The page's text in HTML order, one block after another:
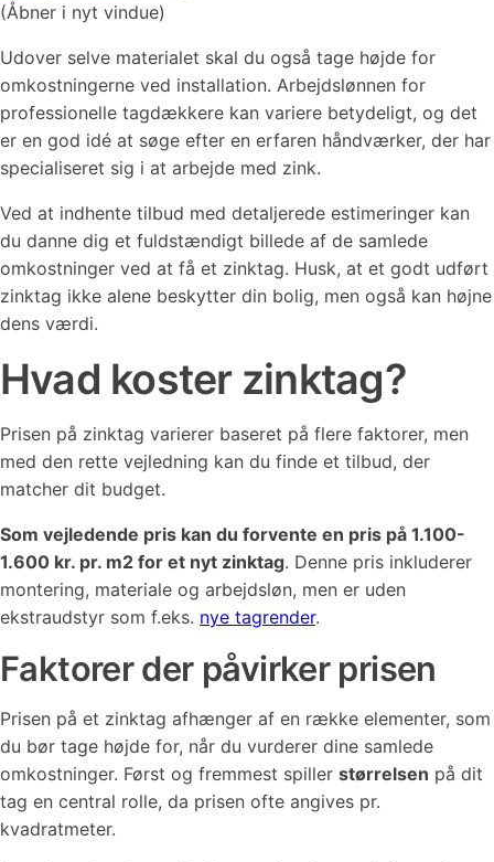
(Åbner i nyt vindue)
Udover selve materialet skal du også tage højde for
omkostningerne ved installation. Arbejdslønnen for
professionelle tagdækkere kan variere betydeligt, og det
er en god idé at søge efter en erfaren håndværker, der har
specialiseret sig i at arbejde med zink.
Ved at indhente tilbud med detaljerede estimeringer kan
du danne dig et fuldstændigt billede af de samlede
omkostninger ved at få et zinktag. Husk, at et godt udført
zinktag ikke alene beskytter din bolig, men også kan højne
dens værdi.
Hvad koster zinktag?
Prisen på zinktag varierer baseret på flere faktorer, men
med den rette vejledning kan du finde et tilbud, der
matcher dit budget.
Som vejledende pris kan du forvente en pris på 1.100-
1.600 kr. pr. m2 for et nyt zinktag. Denne pris inkluderer
montering, materiale og arbejdsløn, men er uden
ekstraudstyr som f.eks. nye tagrender.
Faktorer der påvirker prisen
Prisen på et zinktag afhænger af en række elementer, som
du bør tage højde for, når du vurderer dine samlede
omkostninger. Først og fremmest spiller størrelsen på dit
tag en central rolle, da prisen ofte angives pr.
kvadratmeter.